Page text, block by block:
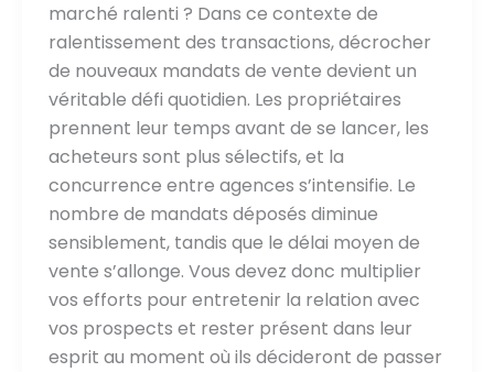
marché ralenti ? Dans ce contexte de
ralentissement des transactions, décrocher
de nouveaux mandats de vente devient un
véritable défi quotidien. Les propriétaires
prennent leur temps avant de se lancer, les
acheteurs sont plus sélectifs, et la
concurrence entre agences s’intensifie. Le
nombre de mandats déposés diminue
sensiblement, tandis que le délai moyen de
vente s’allonge. Vous devez donc multiplier
vos efforts pour entretenir la relation avec
vos prospects et rester présent dans leur
esprit au moment où ils décideront de passer